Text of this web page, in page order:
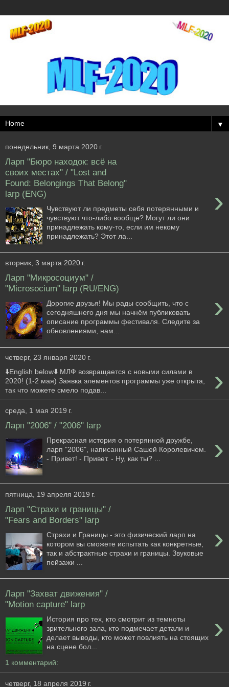
▼
понедельник, 9 марта 2020 г.
Ларп "Бюро находок: всё на
своих местах" / "Lost and
Found: Belongings That Belong"
larp (ENG)
›
Чувствуют ли предметы себя потерянными и
чувствуют что-либо вообще? Могут ли они
принадлежать кому-то, если им некому
принадлежать? Этот ла...
вторник, 3 марта 2020 г.
Ларп "Микросоциум" /
"Microsocium" larp (RU/ENG)
›
Дорогие друзья! Мы рады сообщить, что с
сегодняшнего дня мы начнём публиковать
описание программы фестиваля. Следите за
обновлениями, нам...
четверг, 23 января 2020 г.
›
⬇️English below⬇️ МЛФ возвращается с новыми силами в
2020! (1-2 мая) Заявка элементов программы уже открыта,
так что можете смело подав...
среда, 1 мая 2019 г.
Ларп "2006" / "2006" larp
›
Прекрасная история о потерянной дружбе,
ларп "2006", написанный Сашей Королевичем.
- Привет! - Привет. - Ну, как ты? ...
пятница, 19 апреля 2019 г.
Ларп "Страхи и границы" /
"Fears and Borders" larp
›
Страхи и Границы - это физический ларп на
котором вы сможете испытать как конкретные,
так и абстрактные страхи и границы. Звуковые
пейзажи ...
Ларп "Захват движения" /
"Motion capture" larp
›
История про тех, кто смотрит из темноты
зрительного зала, кто подмечает детали и
делает выводы, кто может повлиять на стоящих
на сцене бол...
1 комментарий:
четверг, 18 апреля 2019 г.